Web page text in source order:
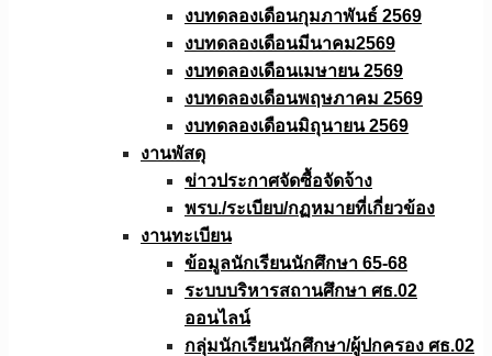
งบทดลองเดือนกุมภาพันธ์ 2569
งบทดลองเดือนมีนาคม2569
งบทดลองเดือนเมษายน 2569
งบทดลองเดือนพฤษภาคม 2569
งบทดลองเดือนมิถุนายน 2569
งานพัสดุ
ข่าวประกาศจัดซื้อจัดจ้าง
พรบ./ระเบียบ/กฏหมายที่เกี่ยวข้อง
งานทะเบียน
ข้อมูลนักเรียนนักศึกษา 65-68
ระบบบริหารสถานศึกษา ศธ.02
ออนไลน์
กลุ่มนักเรียนนักศึกษา/ผู้ปกครอง ศธ.02